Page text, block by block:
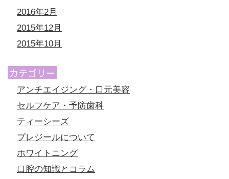
2016年2月
2015年12月
2015年10月
カテゴリー
アンチエイジング・口元美容
セルフケア・予防歯科
ティーシーズ
プレジールについて
ホワイトニング
口腔の知識とコラム